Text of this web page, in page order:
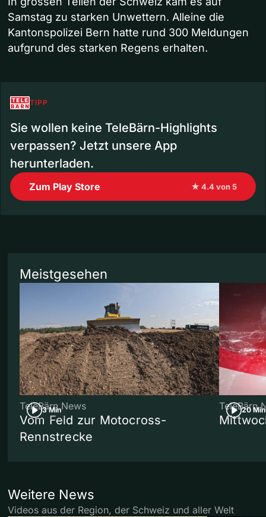
Samstag zu starken Unwettern. Alleine die
Kantonspolizei Bern hatte rund 300 Meldungen
aufgrund des starken Regens erhalten.
TIPP
Sie wollen keine TeleBärn-Highlights
verpassen? Jetzt unsere App
herunterladen.
Zum Play Store ★ 4.4 von 5
Meistgesehen
3 Min
TeleBärn News
Vom Feld zur Motocross-
Rennstrecke
20 Min
TeleBärn
Weitere News
Videos aus der Region, der Schweiz und aller Welt